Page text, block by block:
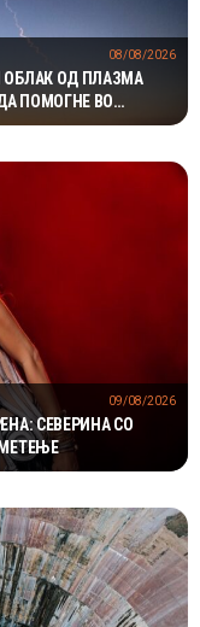
ОБЛАК ОД ПЛАЗМА
ПОМОГНЕ ВО
08/08/2026
СЕВЕРИНА СО
09/08/2026